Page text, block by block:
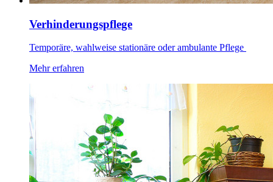
Verhinderungspflege
Temporäre, wahlweise stationäre oder ambulante Pflege
Mehr erfahren